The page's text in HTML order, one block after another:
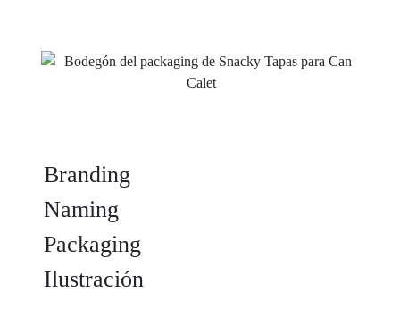
Branding
Naming
Packaging
Ilustración